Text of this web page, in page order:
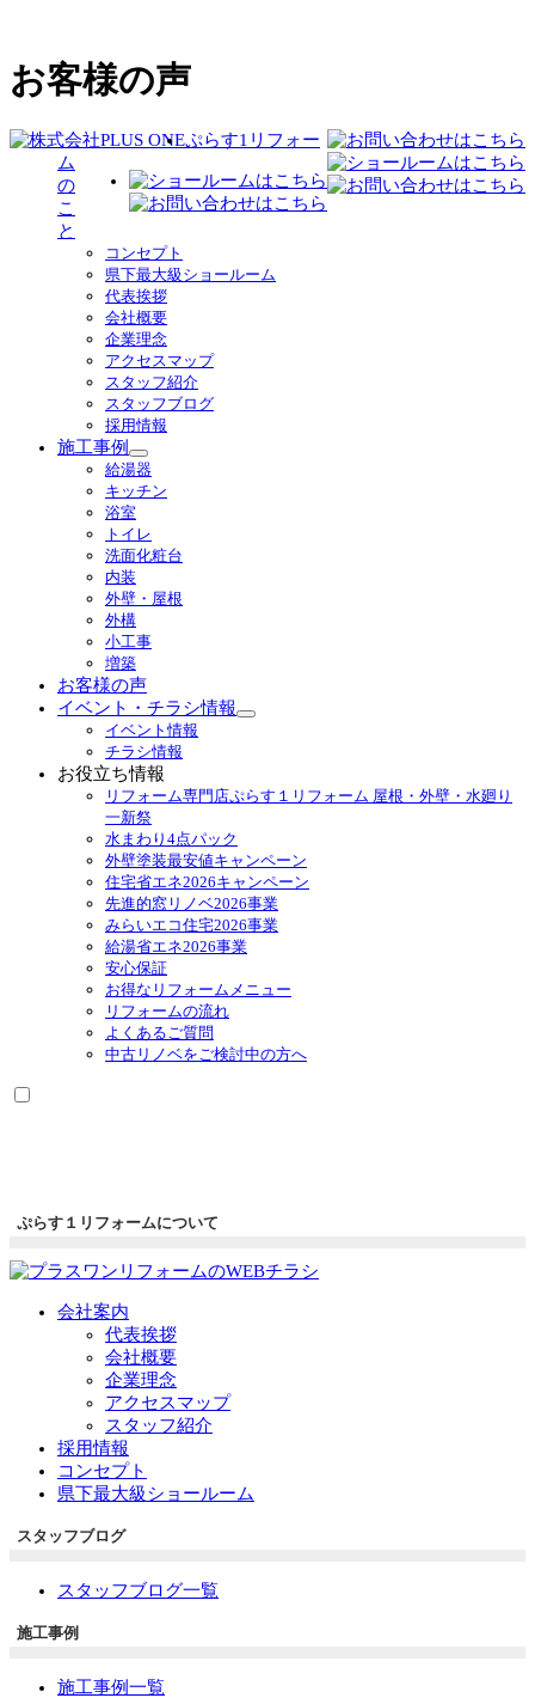
お客様の声
ぷらす1リフォー
ム
の
こ
と
コンセプト
県下最大級ショールーム
代表挨拶
会社概要
企業理念
アクセスマップ
スタッフ紹介
スタッフブログ
採用情報
施工事例
サ
ブ
ニ
ュ
開
給湯器
キッチン
浴室
トイレ
洗面化粧台
内装
外壁・屋根
外構
小工事
増築
お客様の声
イベント・チラシ情報
サ
ニ
ュ
を
展
開
イベント情報
チラシ情報
お役立ち情報
リフォーム専門店ぷらす１リフォーム 屋根・外壁・水廻り
一新祭
水まわり4点パック
外壁塗装最安値キャンペーン
住宅省エネ2026キャンペーン
先進的窓リノベ2026事業
みらいエコ住宅2026事業
給湯省エネ2026事業
安心保証
お得なリフォームメニュー
リフォームの流れ
よくあるご質問
中古リノベをご検討中の方へ
ぷらす１リフォームについて
会社案内
代表挨拶
会社概要
企業理念
アクセスマップ
スタッフ紹介
採用情報
コンセプト
県下最大級ショールーム
スタッフブログ
スタッフブログ一覧
施工事例
施工事例一覧